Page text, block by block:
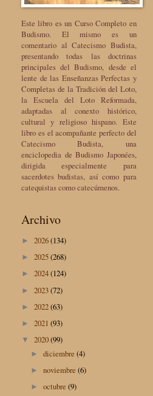
Este libro es un Curso Completo en
Budismo. El mismo es un
comentario al Catecismo Budista,
presentando todas las doctrinas
principales del Budismo, desde el
lente de las Enseñanzas Perfectas y
Completas de la Tradición del Loto,
la Escuela del Loto Reformada,
adaptadas al conexto histórico,
cultural y religioso hispano. Este
libro es el acompañante perfecto del
Catecismo Budista, una
enciclopedia de Budismo Japonées,
dirigida especialmente para
sacerdotes budistas, así como para
catequistas como catecúmenos.
Archivo
► 2026(134)
► 2025(268)
► 2024(124)
► 2023(72)
► 2022(63)
► 2021 (93)
▼ 2020(99)
►diciembre(4)
►noviembre(6)
►octubre(9)